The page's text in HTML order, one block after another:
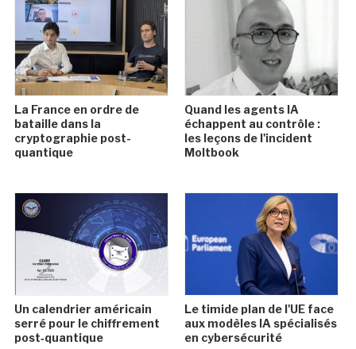
La France en ordre de
bataille dans la
cryptographie post-
quantique
Quand les agents IA
échappent au contrôle :
les leçons de l'incident
Moltbook
Un calendrier américain
serré pour le chiffrement
post‑quantique
Le timide plan de l'UE face
aux modèles IA spécialisés
en cybersécurité